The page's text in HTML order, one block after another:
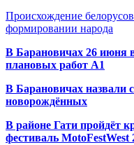
Происхождение
формировании народа
В Барановичах 26 июня
плановых работ A1
В Барановичах назвали
новорождённых
В районе Гати пройдёт
фестиваль MotoFestWest